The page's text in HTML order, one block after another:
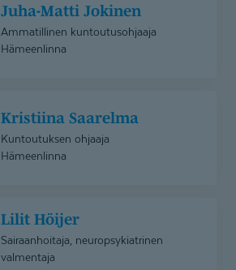
Juha-Matti Jokinen
Ammatillinen kuntoutusohjaaja
Hämeenlinna
Kristiina Saarelma
Kuntoutuksen ohjaaja
Hämeenlinna
Lilit Höijer
Sairaanhoitaja, neuropsykiatrinen
valmentaja